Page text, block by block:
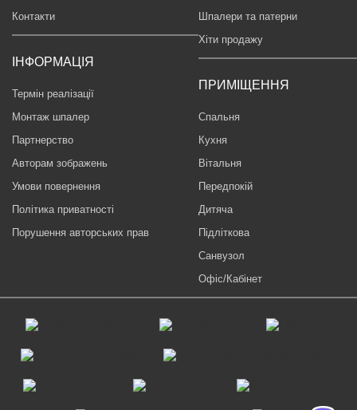
Контакти
ІНФОРМАЦІЯ
Термін реалізації
Монтаж шпалер
Партнерство
Авторам зображень
Умови повернення
Політика приватності
Порушення авторських прав
Шпалери та патерни
Хіти продажу
ПРИМІЩЕННЯ
Спальня
Кухня
Вітальня
Передпокій
Дитяча
Підліткова
Санвузол
Офіс/Кабінет